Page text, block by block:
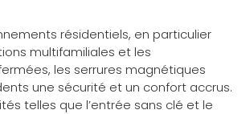
résidentiels, en particulier
multifamiliales et les
les serrures magnétiques
une sécurité et un confort accrus.
telles que l’entrée sans clé et le